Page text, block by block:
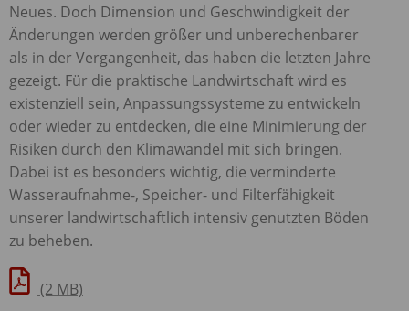
Neues. Doch Dimension und Geschwindigkeit der
Änderungen werden größer und unberechenbarer
als in der Vergangenheit, das haben die letzten Jahre
gezeigt. Für die praktische Landwirtschaft wird es
existenziell sein, Anpassungssysteme zu entwickeln
oder wieder zu entdecken, die eine Minimierung der
Risiken durch den Klimawandel mit sich bringen.
Dabei ist es besonders wichtig, die verminderte
Wasseraufnahme-, Speicher- und Filterfähigkeit
unserer landwirtschaftlich intensiv genutzten Böden
zu beheben.
(2 MB)